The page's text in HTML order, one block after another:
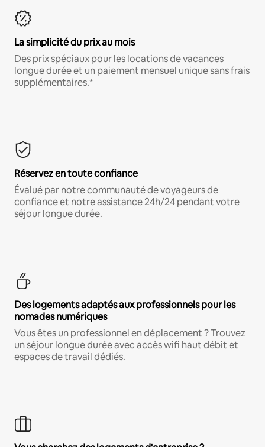
La simplicité du prix au mois
Des prix spéciaux pour les locations de vacances
longue durée et un paiement mensuel unique sans frais
supplémentaires.*
Réservez en toute confiance
Évalué par notre communauté de voyageurs de
confiance et notre assistance 24h/24 pendant votre
séjour longue durée.
Des logements adaptés aux professionnels pour les
nomades numériques
Vous êtes un professionnel en déplacement ? Trouvez
un séjour longue durée avec accès wifi haut débit et
espaces de travail dédiés.